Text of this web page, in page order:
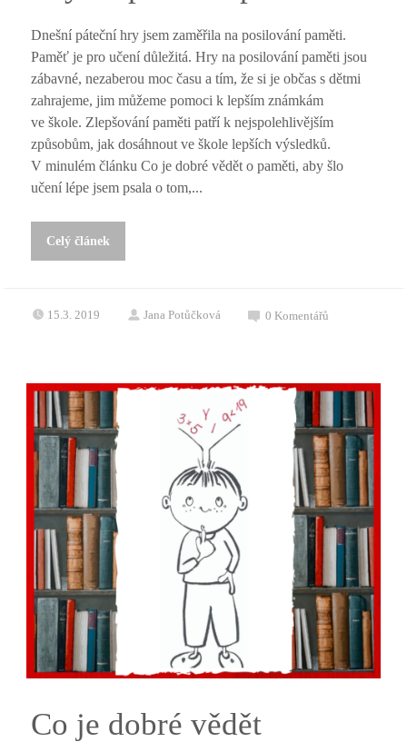
Dnešní páteční hry jsem zaměřila na posilování paměti.
Paměť je pro učení důležitá. Hry na posilování paměti jsou
zábavné, nezaberou moc času a tím, že si je občas s dětmi
zahrajeme, jim můžeme pomoci k lepším známkám
ve škole. Zlepšování paměti patří k nejspolehlivějším
způsobům, jak dosáhnout ve škole lepších výsledků.
V minulém článku Co je dobré vědět o paměti, aby šlo
učení lépe jsem psala o tom,...
Celý článek
15.3. 2019 Jana Potůčková 0Komentářů
Co je dobré vědět